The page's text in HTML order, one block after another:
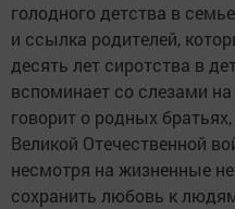
голодного детства в
и ссылка родителей,
десять лет сиротства в
вспоминает со слезами на
говорит о родных
Великой Отечественной
несмотря на жизненные
сохранить любовь к